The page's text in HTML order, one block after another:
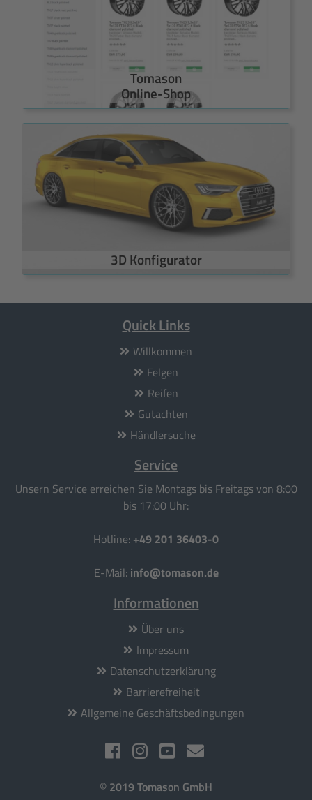
Tomason
Online-Shop
3D Konfigurator
Quick Links
Willkommen
Felgen
Reifen
Gutachten
Händlersuche
Service
Unsern Service erreichen Sie Montags bis Freitags von 8:00
bis 17:00 Uhr:
Hotline: +49 201 36403-0
E-Mail: info@tomason.de
Informationen
Über uns
Impressum
Datenschutzerklärung
Barrierefreiheit
Allgemeine Geschäftsbedingungen
© 2019 Tomason GmbH